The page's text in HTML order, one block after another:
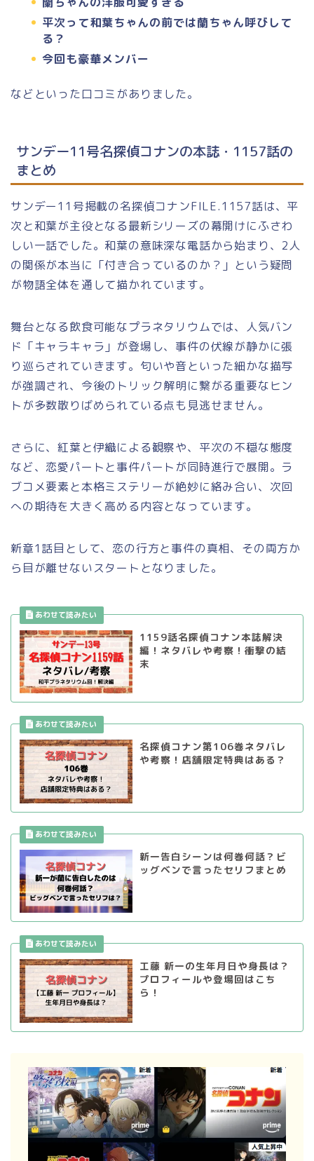
平次って和葉ちゃんの前では蘭ちゃん呼びして
る？
今回も豪華メンバー
などといった口コミがありました。
サンデー11号名探偵コナンの本誌・1157話の
まとめ
サンデー11号掲載の名探偵コナンFILE.1157話は、平
次と和葉が主役となる最新シリーズの幕開けにふさわ
しい一話でした。和葉の意味深な電話から始まり、2人
の関係が本当に「付き合っているのか？」という疑問
が物語全体を通して描かれています。
舞台となる飲食可能なプラネタリウムでは、人気バン
ド「キャラキャラ」が登場し、事件の伏線が静かに張
り巡らされていきます。匂いや音といった細かな描写
が強調され、今後のトリック解明に繋がる重要なヒン
トが多数散りばめられている点も見逃せません。
さらに、紅葉と伊織による観察や、平次の不穏な態度
など、恋愛パートと事件パートが同時進行で展開。ラ
ブコメ要素と本格ミステリーが絶妙に絡み合い、次回
への期待を大きく高める内容となっています。
新章1話目として、恋の行方と事件の真相、その両方か
ら目が離せないスタートとなりました。
1159話名探偵コナン本誌解決
編！ネタバレや考察！衝撃の結
末
名探偵コナン第106巻ネタバレ
や考察！店舗限定特典はある？
新一告白シーンは何巻何話？ビ
ッグベンで言ったセリフまとめ
工藤 新一の生年月日や身長は？
プロフィールや登場回はこち
ら！